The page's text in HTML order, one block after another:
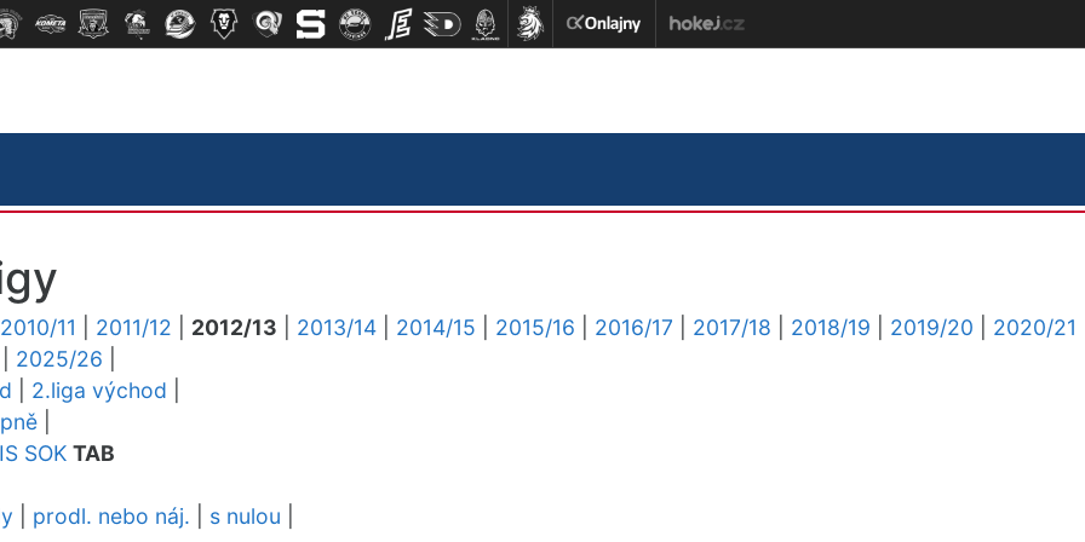
2010/11 2011/12 2012/13 2013/14 2014/15 2015/16 2016/17 2017/18 2018/19 2019/20
2020/21
2025/26
2.liga východ
SOK TAB
prodl. nebo náj. s nulou